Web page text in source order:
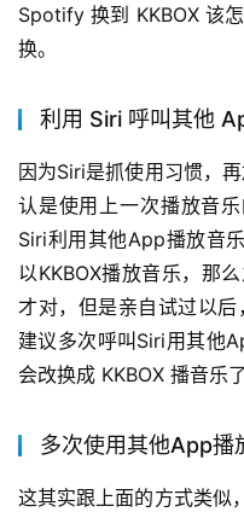
Spotify 换到 KKBOX 该
换。
利用 Siri 呼叫其他
因为Siri是抓使用习惯，
认是使用上一次播放音
Siri利用其他App播放音
以KKBOX播放音乐，那
才对，但是亲自试过以
建议多次呼叫Siri用其他
会改换成 KKBOX 播音乐了
多次使用其他App播
这其实跟上面的方式类似